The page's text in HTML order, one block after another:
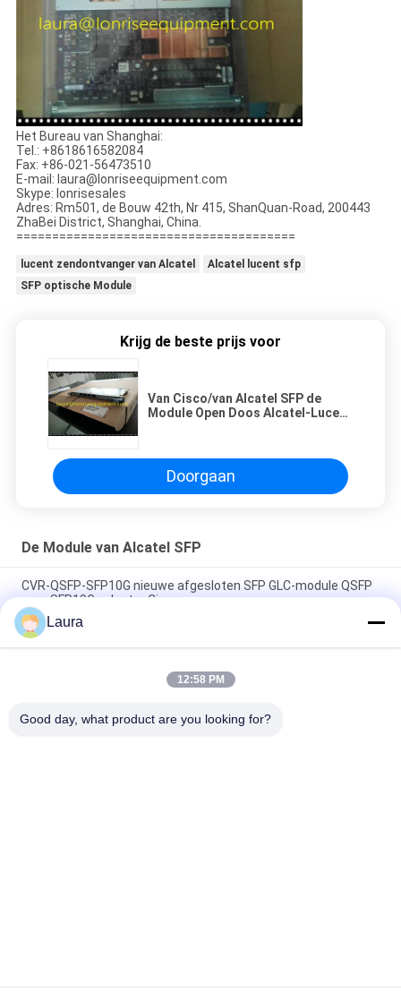
Het Bureau van Shanghai:
Tel.: +8618616582084
Fax: +86-021-56473510
E-mail: laura@lonriseequipment.com
Skype: lonrisesales
Adres: Rm501, de Bouw 42th, Nr 415, ShanQuan-Road, 200443
ZhaBei District, Shanghai, China.
=======================================
lucent zendontvanger van Alcatel
Alcatel lucent sfp
SFP optische Module
Krijg de beste prijs voor
Van Cisco/van Alcatel SFP de
Module Open Doos Alcatel-Lucent
Doorgaan
De Module van Alcatel SFP
CVR-QSFP-SFP10G nieuwe afgesloten SFP GLC-module QSFP
naar SFP10G-adapter Cisco
Cisco CVR-QSFP-SFP10G SFP GLC-module QSFP naar SFP10G-
adapter
De open 20-haven SFP van Doos Nokia-Alcatel-Lucent
Laura
12:58 PM
Good day, what product are you looking for?